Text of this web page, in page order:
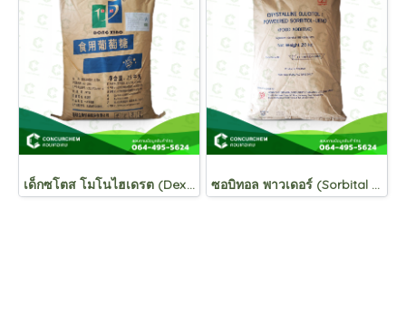
เด็กซโตส โมโนไฮเดรต (Dextrose Monohydrate)น้ำตาลกลูโคส (น้ำตาลทางด่วน สารให้ความหวาน) ซอบิทอล พาวเดอร์ (Sorbital Powder) สารให้ความหวาน น้ำตาลซอบิทอล , น้ำตาลแอลกอฮอล์